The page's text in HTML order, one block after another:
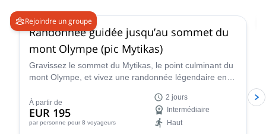
Rejoindre un groupe
Randonnée guidée jusqu’au sommet du
mont Olympe (pic Mytikas)
Gravissez le sommet du Mytikas, le point culminant du
mont Olympe, et vivez une randonnée légendaire en
mythologie !
À partir de
EUR 195
par personne pour 8 voyageurs
2 jours
Intermédiaire
Haut